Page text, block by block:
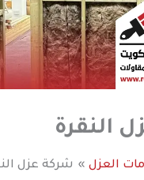
النقرة
العزل شركة عزل